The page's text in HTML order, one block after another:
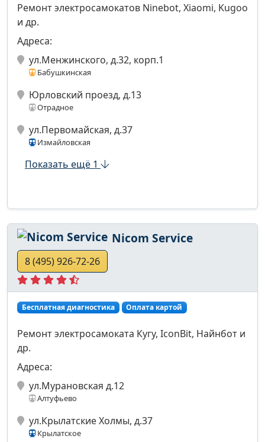
Ремонт электросамокатов Ninebot, Xiaomi, Kugoo
и др.
Адреса:
ул.Менжинского, д.32, корп.1
Бабушкинская
Юрловский проезд, д.13
Отрадное
ул.Первомайская, д.37
Измайловская
Показать ещё 1
Nicom Service
8 (495) 926-72-26
Бесплатная диагностика Оплата картой
Ремонт электросамоката Кугу, IconBit, Найнбот и
др.
Адреса:
ул.Мурановская д.12
Алтуфьево
ул.Крылатские Холмы, д.37
Крылатское